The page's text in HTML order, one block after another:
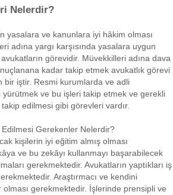
Nelerdir?
yasalara ve kanunlara iyi hâkim olması
adına yargı karşısında yasalara uygun
görevidir. Müvekkilleri adına dava
kadar takip etmek avukatlık görevi
bir iştir. Resmi kurumlarda ve adli
ve bu işleri takip etmek ve gerekli
edilmesi gibi görevleri vardır.
Gerekenler Nelerdir?
kişilerin iyi eğitim almış olması
ve bu zekâyı kullanmayı başarabilecek
gerekmektedir. Avukatların yaptıkları iş
Araştırmacı ve kendini
gerekmektedir. İşlerinde prensipli ve